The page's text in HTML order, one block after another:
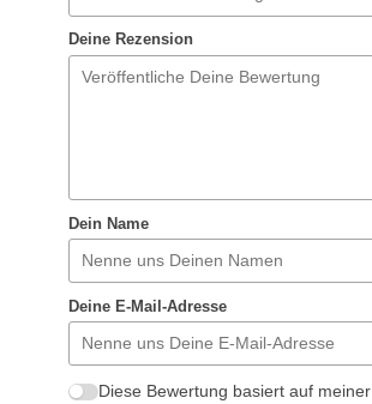
Deine Rezension
Dein Name
Deine E-Mail-Adresse
Diese Bewertung basiert auf meiner